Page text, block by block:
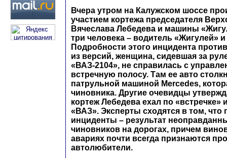
Вчера утром на Калужском шоссе
участием кортежа председателя
Вячеслава Лебедева и машины
три человека – водитель «Жигулей»
Подробности этого инцидента
из версий, женщина, сидевшая за
«ВАЗ-2104», не справилась с
встречную полосу. Там ее авто
патрульной машиной Mercedes,
чиновника. Другие очевидцы
кортеж Лебедева ехал по «встречке»
«ВАЗ». Эксперты сходятся в том, что
инциденты – результат
чиновников на дорогах, причем
авариях почти всегда признаются
автолюбители.